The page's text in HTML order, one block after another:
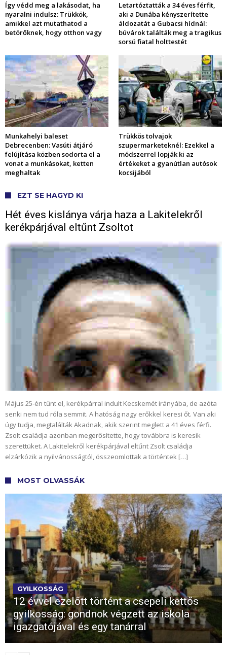
Így védd meg a lakásodat, ha
nyaralni indulsz: Trükkök,
amikkel azt mutathatod a
betörőknek, hogy otthon vagy
Letartóztatták a 34 éves férfit,
aki a Dunába kényszerítette
áldozatát a Gubacsi hídnál:
búvárok találták meg a tragikus
sorsú fiatal holttestét
Munkahelyi baleset
Debrecenben: Vasúti átjáró
felújítása közben sodorta el a
vonat a munkásokat, ketten
meghaltak
Trükkös tolvajok
szupermarketeknél: Ezekkel a
módszerrel lopják ki az
értékeket a gyanútlan autósok
kocsijából
EZT SE HAGYD KI
Hét éves kislánya várja haza a Lakitelekről
kerékpárjával eltűnt Zsoltot
Május 25-én tűnt el, kerékpárral indult Kecskemét irányába, de azóta
senki nem tud róla semmit. A hatóság nagy erőkkel keresi őt. Van aki
úgy tudja, megtalálták Akadnak, akik szerint meglett a 41 éves férfi.
Zsolt családja azonban megerősítette, hogy továbbra is keresik
szerettüket. A Lakitelekről kerékpárjával eltűnt Zsolt családja
elzárkózik a nyilvánosságtól, összeomlottak a történtek […]
MOST OLVASSÁK
GYILKOSSÁG
12 évvel ezelőtt történt a csepeli kettős
gyilkosság: gondnok végzett az iskola
igazgatójával és egy tanárral